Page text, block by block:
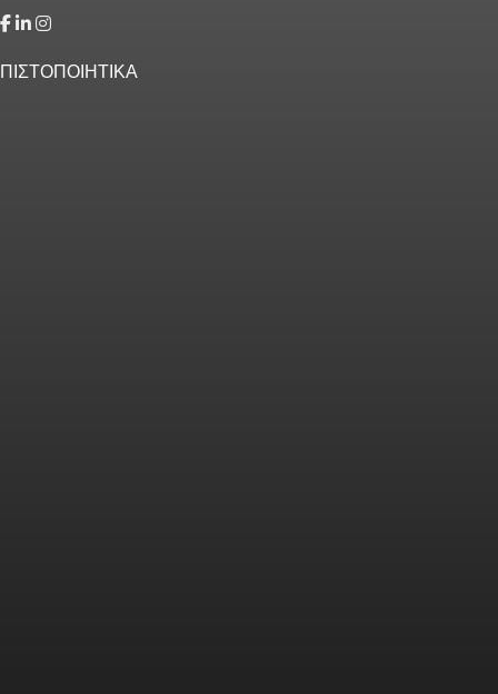
ΠΙΣΤΟΠΟΙΗΤΙΚΑ